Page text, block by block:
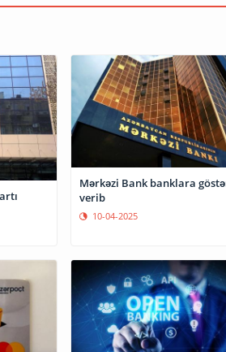
Mərkəzi Bank banklara
verib
10-04-2025